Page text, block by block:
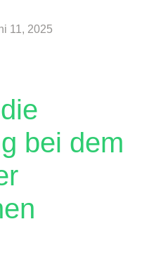
11, 2025
bei dem